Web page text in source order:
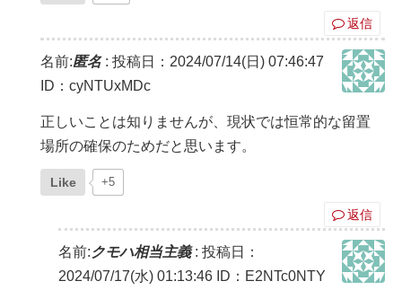
返信
名前:匿名: 投稿日：2024/07/14(日) 07:46:47
ID：cyNTUxMDc
正しいことは知りませんが、現状では恒常的な留置
場所の確保のためだと思います。
Like +5
返信
名前: クモハ相当主義: 投稿日：
2024/07/17(水) 01:13:46 ID：E2NTc0NTY